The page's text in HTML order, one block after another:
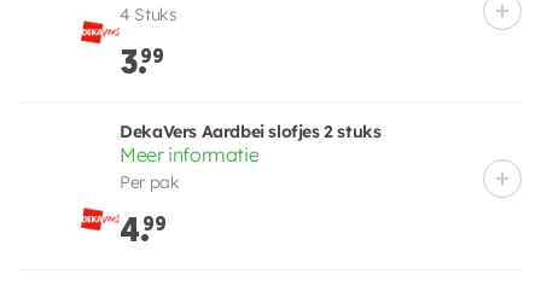
4 Stuks
3.99
DekaVers Aardbei slofjes 2 stuks
Meer informatie
Per pak
4.99